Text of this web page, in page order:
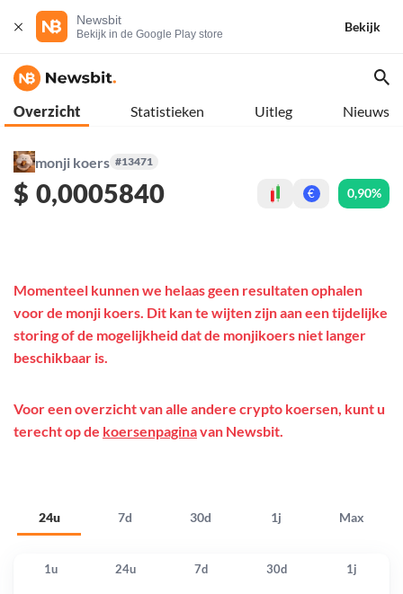
Newsbit
Bekijk in de Google Play store
Bekijk
Overzicht Statistieken Uitleg Nieuws
monji koers #13471
$ 0,0005840 € 0,90%
24u 7d 30d 1j Max
Momenteel kunnen we helaas geen resultaten ophalen
voor de monji koers. Dit kan te wijten zijn aan een tijdelijke
storing of de mogelijkheid dat de monjikoers niet langer
beschikbaar is.
Voor een overzicht van alle andere crypto koersen, kunt u
terecht op de koersenpaginavan Newsbit.
1u 24u 7d 30d 1j